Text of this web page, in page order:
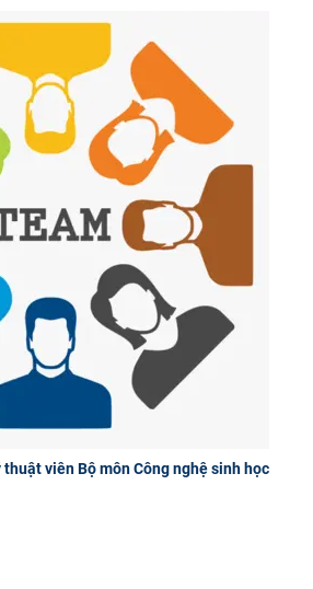
viên Bộ môn Công nghệ sinh học